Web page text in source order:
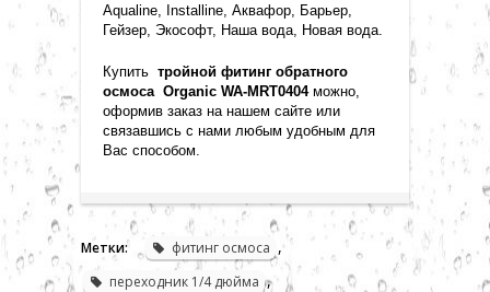
Aqualine, Installine, Аквафор, Барьер,
Гейзер, Экософт, Наша вода, Новая вода.
Купить тройной фитинг обратного
осмоса Organic WA-MRT0404 можно,
оформив заказ на нашем сайте или
связавшись с нами любым удобным для
Вас способом.
Метки: фитинг осмоса ,
переходник 1/4 дюйма ,